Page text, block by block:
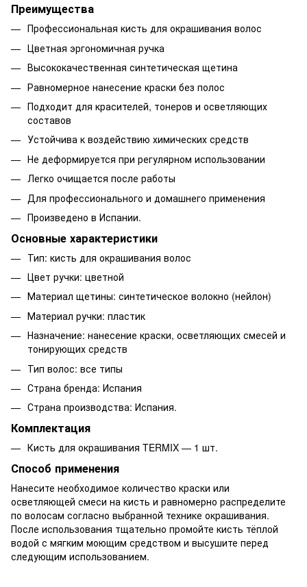
Преимущества
Профессиональная кисть для окрашивания волос
Цветная эргономичная ручка
Высококачественная синтетическая щетина
Равномерное нанесение краски без полос
Подходит для красителей, тонеров и осветляющих
составов
Устойчива к воздействию химических средств
Не деформируется при регулярном использовании
Легко очищается после работы
Для профессионального и домашнего применения
Произведено в Испании.
Основные характеристики
Тип: кисть для окрашивания волос
Цвет ручки: цветной
Материал щетины: синтетическое волокно (нейлон)
Материал ручки: пластик
Назначение: нанесение краски, осветляющих смесей и
тонирующих средств
Тип волос: все типы
Страна бренда: Испания
Страна производства: Испания.
Комплектация
Кисть для окрашивания TERMIX — 1 шт.
Способ применения
Нанесите необходимое количество краски или
осветляющей смеси на кисть и равномерно распределите
по волосам согласно выбранной технике окрашивания.
После использования тщательно промойте кисть тёплой
водой с мягким моющим средством и высушите перед
следующим использованием.